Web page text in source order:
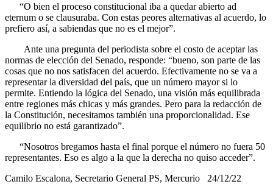
“O bien el proceso constitucional iba a quedar abierto ad
eternum o se clausuraba. Con estas peores alternativas al acuerdo, lo
prefiero así, a sabiendas que no es el mejor”.
Ante una pregunta del periodista sobre el costo de aceptar las
normas de elección del Senado, responde: “bueno, son parte de las
cosas que no nos satisfacen del acuerdo. Efectivamente no se va a
representar la diversidad del país, que un número mayor si lo
permite. Entiendo la lógica del Senado, una visión más equilibrada
entre regiones más chicas y más grandes. Pero para la redacción de
la Constitución, necesitamos también una proporcionalidad. Ese
equilibrio no está garantizado”.
“Nosotros bregamos hasta el final porque el número no fuera 50
representantes. Eso es algo a la que la derecha no quiso acceder”.
Camilo Escalona, Secretario General PS, Mercurio 24/12/22